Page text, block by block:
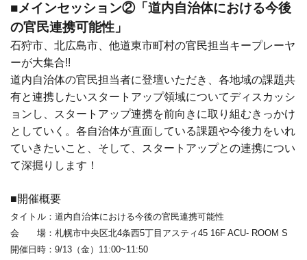
■メインセッション②「道内自治体における今後
の官民連携可能性」
石狩市、北広島市、他道東市町村の官民担当キープレーヤ
ーが大集合!!
道内自治体の官民担当者に登壇いただき、各地域の課題共
有と連携したいスタートアップ領域についてディスカッシ
ョンし、スタートアップ連携を前向きに取り組むきっかけ
としていく。各自治体が直面している課題や今後力をいれ
ていきたいこと、そして、スタートアップとの連携につい
て深掘りします！
■開催概要
タイトル：道内自治体における今後の官民連携可能性
会 場：札幌市中央区北4条西5丁目アスティ45 16F ACU- ROOM S
開催日時：9/13（金）11:00~11:50